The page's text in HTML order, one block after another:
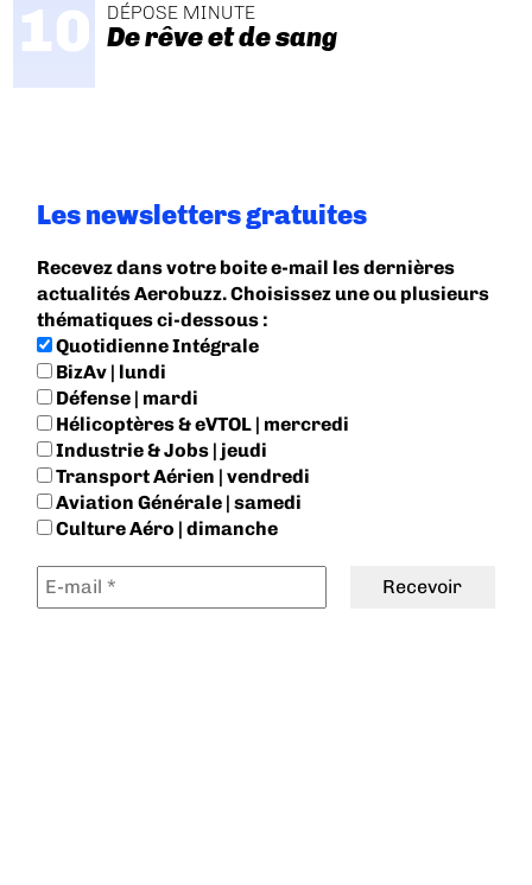
DÉPOSE MINUTE
De rêve et de sang
Les newsletters gratuites
Recevez dans votre boite e-mail les dernières
actualités Aerobuzz. Choisissez une ou plusieurs
thématiques ci-dessous :
Quotidienne Intégrale
BizAv | lundi
Défense | mardi
Hélicoptères & eVTOL | mercredi
Industrie & Jobs | jeudi
Transport Aérien | vendredi
Aviation Générale | samedi
Culture Aéro | dimanche